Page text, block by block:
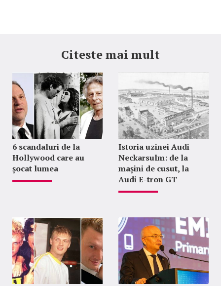
Citeste mai mult
6 scandaluri de la
Hollywood care au
șocat lumea
Istoria uzinei Audi
Neckarsulm: de la
mașini de cusut, la
Audi E-tron GT